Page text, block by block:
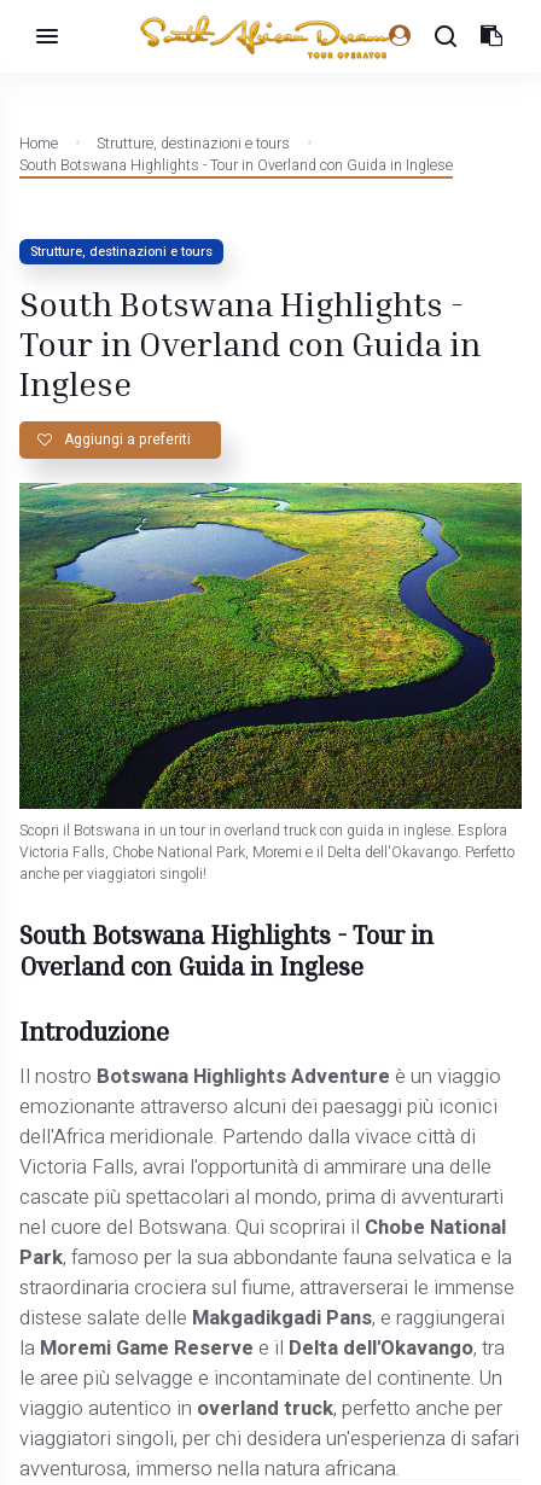
Home
Strutture, destinazioni e tours
South Botswana Highlights - Tour in Overland con Guida in Inglese
Strutture, destinazioni e tours
South Botswana Highlights -
Tour in Overland con Guida in
Inglese
Aggiungi a preferiti
Scopri il Botswana in un tour in overland truck con guida in inglese. Esplora
Victoria Falls, Chobe National Park, Moremi e il Delta dell'Okavango. Perfetto
anche per viaggiatori singoli!
South Botswana Highlights - Tour in
Overland con Guida in Inglese
Introduzione
Il nostro Botswana Highlights Adventure è un viaggio
emozionante attraverso alcuni dei paesaggi più iconici
dell'Africa meridionale. Partendo dalla vivace città di
Victoria Falls, avrai l'opportunità di ammirare una delle
cascate più spettacolari al mondo, prima di avventurarti
nel cuore del Botswana. Qui scoprirai il Chobe National
Park, famoso per la sua abbondante fauna selvatica e la
straordinaria crociera sul fiume, attraverserai le immense
distese salate delle Makgadikgadi Pans, e raggiungerai
la Moremi Game Reserve e il Delta dell'Okavango, tra
le aree più selvagge e incontaminate del continente. Un
viaggio autentico in overland truck, perfetto anche per
viaggiatori singoli, per chi desidera un'esperienza di safari
avventurosa, immerso nella natura africana.